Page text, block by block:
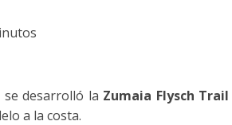
se desarrolló la Zumaia Flysch Trail
a la costa.